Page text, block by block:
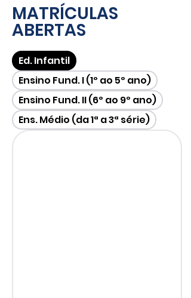
MATRÍCULAS
ABERTAS
Ed. Infantil
Ensino Fund. I (1º ao 5º ano)
Ensino Fund. II (6º ao 9º ano)
Ens. Médio (da 1ª a 3ª série)